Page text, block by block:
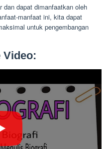
dan dapat dimanfaatkan oleh
manfaat ini, kita dapat
untuk pengembangan
Video: